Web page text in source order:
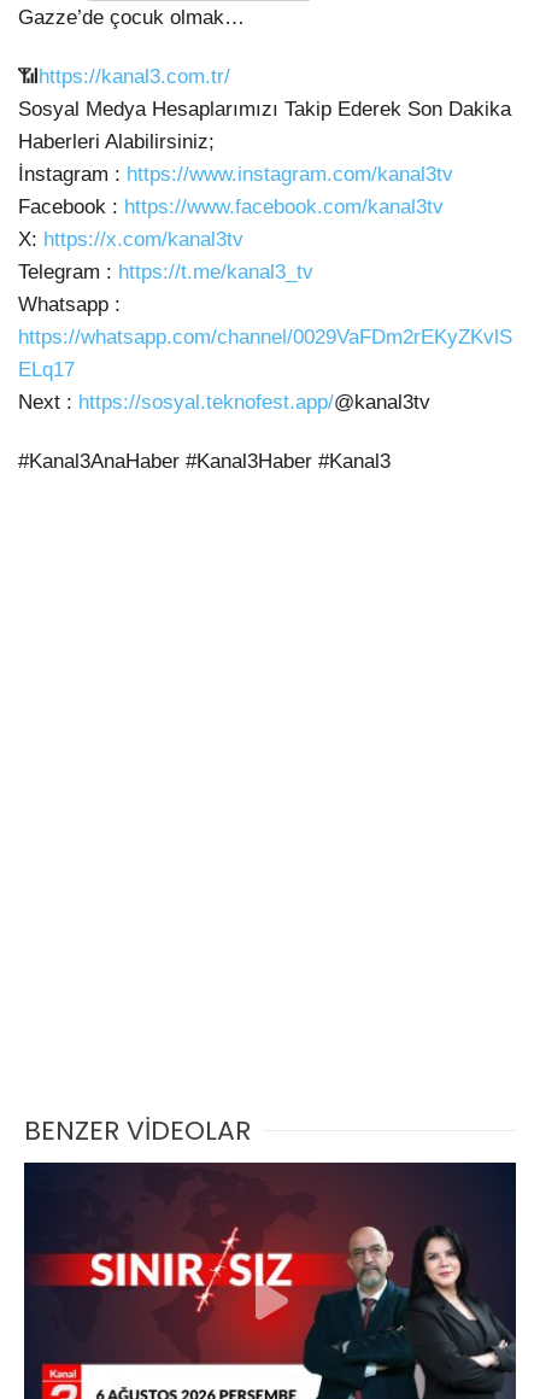
Gazze’de çocuk olmak…
📶https://kanal3.com.tr/
Sosyal Medya Hesaplarımızı Takip Ederek Son Dakika
Haberleri Alabilirsiniz;
İnstagram : https://www.instagram.com/kanal3tv
Facebook : https://www.facebook.com/kanal3tv
X: https://x.com/kanal3tv
Telegram : https://t.me/kanal3_tv
Whatsapp :
https://whatsapp.com/channel/0029VaFDm2rEKyZKvlS
ELq17
Next : https://sosyal.teknofest.app/@kanal3tv
#Kanal3AnaHaber #Kanal3Haber #Kanal3
BENZER VİDEOLAR